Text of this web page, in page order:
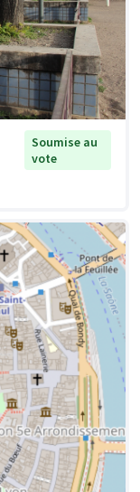
Soumise au
vote